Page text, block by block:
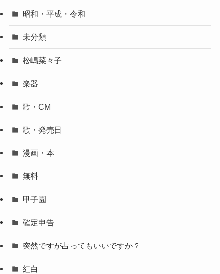
昭和・平成・令和
未分類
松嶋菜々子
楽器
歌・CM
歌・発売日
漫画・本
無料
甲子園
確定申告
突然ですが占ってもいいですか？
紅白